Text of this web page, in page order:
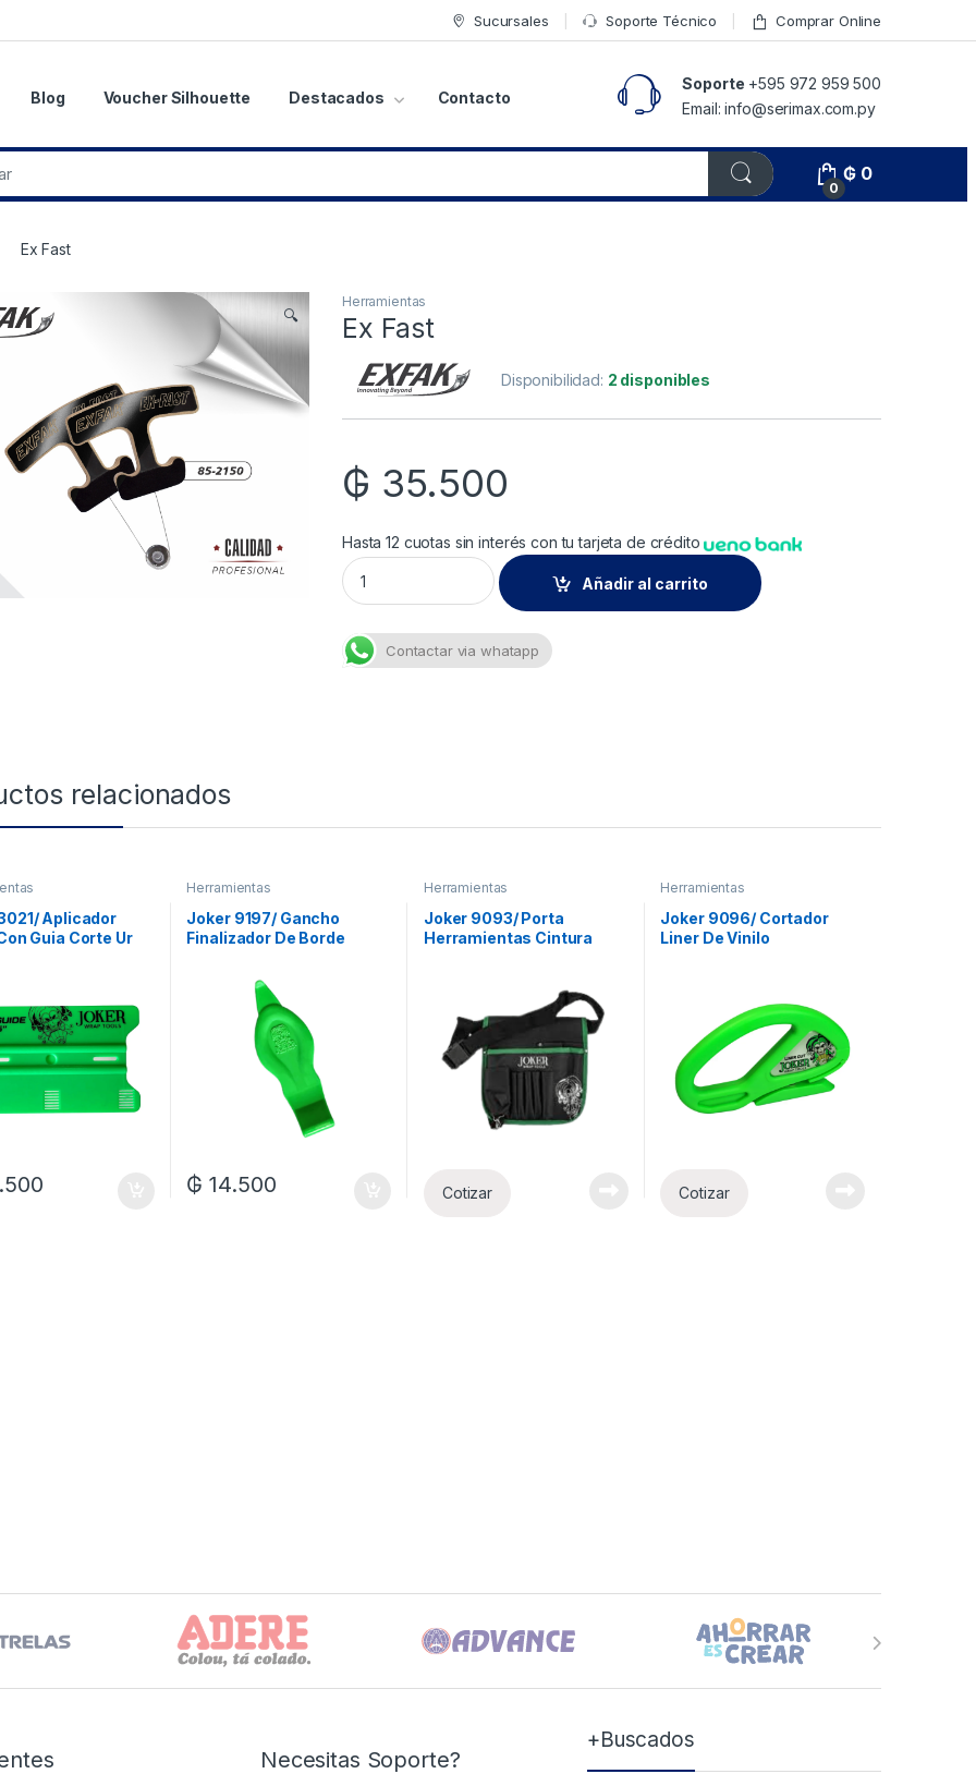
Sucursales Soporte Técnico Comprar Online
Blog Voucher Silhouette Destacados Contacto
Soporte +595 972 959 500
Email: info@serimax.com.py
0
₲ 0
Ex Fast
🔍
Herramientas
Ex Fast
Disponibilidad: 2 disponibles
₲ 35.500
Hasta 12 cuotas sin interés con tu tarjeta de crédito
Ex Fast quantity
Añadir al carrito
Contactar via whatapp
relacionados
Aplicador
Guia Corte Ur
Herramientas
Joker 9197/ Gancho
Finalizador De Borde
₲14.500
Herramientas
Joker 9093/ Porta
Herramientas Cintura
Cotizar
Herramientas
Joker 9096/ Cortador
Liner De Vinilo
Cotizar
Necesitas Soporte?
+Buscados